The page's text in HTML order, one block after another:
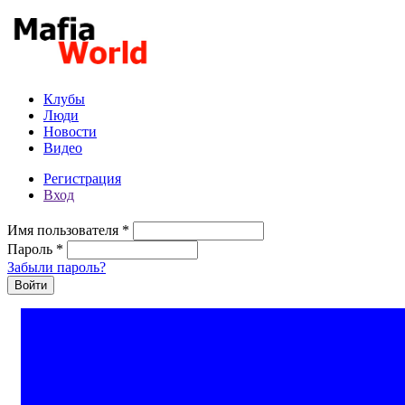
Перейти к основному содержанию
Клубы
Люди
Новости
Видео
Регистрация
Вход
Имя пользователя *
Пароль *
Забыли пароль?